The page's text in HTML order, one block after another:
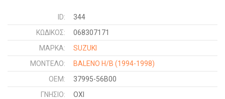
ID:
344
ΚΩΔΙΚΌΣ:
068307171
ΜΑΡΚΑ:
SUZUKI
ΜΟΝΤΕΛΟ:
BALENO H/B (1994-1998)
OEM:
37995-56B00
ΓΝΉΣΙΟ:
ΟΧΙ